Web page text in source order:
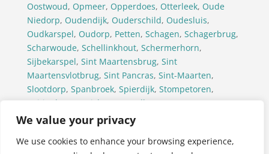
We value your privacy
We use cookies to enhance your browsing experience,
Oostwoud, Opmeer, Opperdoes, Otterleek, Oude
Niedorp, Oudendijk, Ouderschild, Oudesluis,
Oudkarspel, Oudorp, Petten, Schagen, Schagerbrug,
Scharwoude, Schellinkhout, Schermerhorn,
Sijbekarspel, Sint Maartensbrug, Sint
Maartensvlotbrug, Sint Pancras, Sint-Maarten,
Slootdorp, Spanbroek, Spierdijk, Stompetoren,
Tuitjenhorn
Twisk Ursem(Alkmaar)
Ursem(Koggenland),’t Veld,
Warmenhuizen
Wervershoof
Westwoud,Wieringerwaard,Wieringerwerf,